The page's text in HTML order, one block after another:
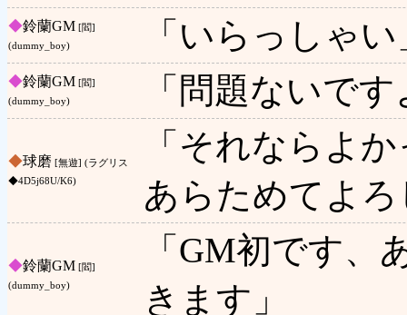
◆鈴蘭GM [閻]
(dummy_boy)
「いらっしゃい
◆鈴蘭GM [閻]
(dummy_boy)
「問題ないで
◆球磨 [無遊] (ラグリス
◆4D5j68U/K6)
「それならよ
あらためてよ
◆鈴蘭GM [閻]
(dummy_boy)
「GM初です
きます」